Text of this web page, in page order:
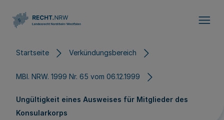
Startseite Verkündungsbereich
MBl. NRW. 1999 Nr. 65 vom 06.12.1999
Ungültigkeit eines Ausweises für Mitglieder des
Konsularkorps